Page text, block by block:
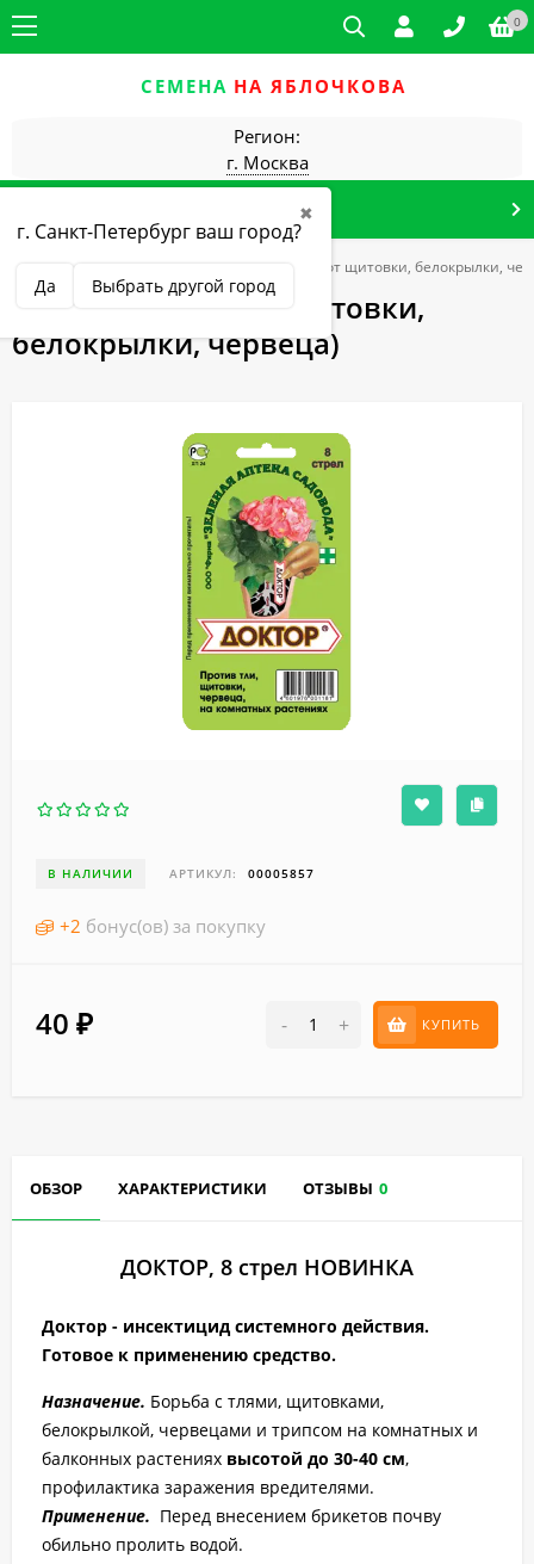
0
СЕМЕНА НА ЯБЛОЧКОВА
Регион:
г. Москва
✖
г. Санкт-Петербург ваш город?
Да Выбрать другой город
(инсектициды) Доктор 8 стрел (от щитовки, белокрылки,
Доктор 8 стрел (от щитовки,
белокрылки, червеца)
В НАЛИЧИИ АРТИКУЛ: 00005857
+2 бонус(ов) за покупку
40 ₽ - + КУПИТЬ
ОБЗОР ХАРАКТЕРИСТИКИ ОТЗЫВЫ 0
ДОКТОР, 8 стрел НОВИНКА
Доктор - инсектицид системного действия.
Готовое к применению средство.
Назначение. Борьба с тлями, щитовками,
белокрылкой, червецами и трипсом на комнатных и
балконных растениях высотой до 30-40 см,
профилактика заражения вредителями.
Применение. Перед внесением брикетов почву
обильно пролить водой.